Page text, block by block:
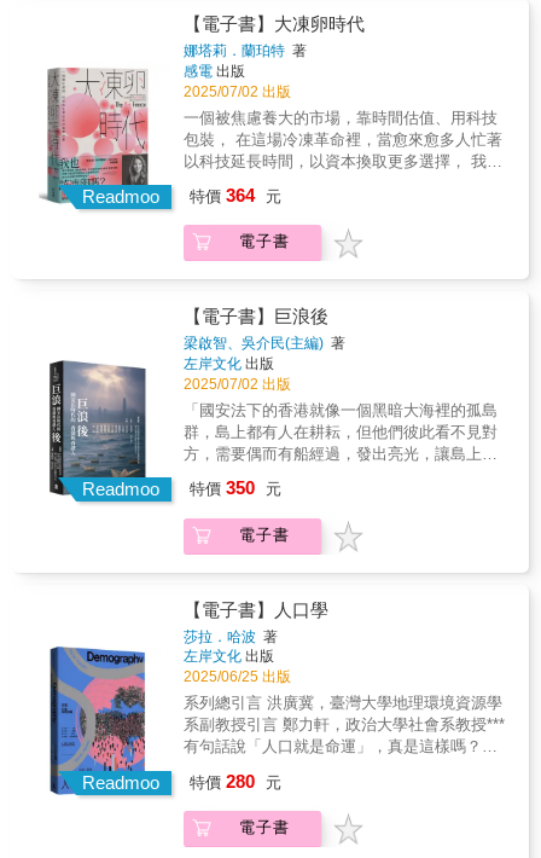
為。最終，整個體制就會走向無需命令也自動
隱蔽、無需陰謀也自然黑箱化、無需惡意也侵
蝕民主。人民必須透過持續要求資訊透明化、
審查申請、媒體告發等手段抗爭，才能捍衛民
主與透明行政。「看見黑塗，質問黑塗，拒絕
平庸之惡，才能守住未來。」對臺灣讀者而
言，本書是一面鏡子，也是一次警示：我們的
官方文件有沒有被塗黑？我們是否也開始不在
意「真相」這件事？我們是否也默默接受「看
的完整時序、制度背景與事件變化；並收錄學
者專文與關鍵報告，分析罷免作為民主工具的
潛力與危機，以及這場大罷免浪潮對於台灣民
主發展的意義。第二部以深度人物報導，採訪
十二位基層行動者，特別聚焦第一線的人員，
如何走出生活現場，投入公民抗爭。第三部則
試圖為這一場台灣史無前例的公民運動，納入
當代文學創作者的觀察視野；特別邀請不同世
代作家從參與者的角度，為這場時代運動留下
一個客觀的見證。這是屬於我們這個時代的公
民課本，透過調查、採訪、還原、紀錄，呈現
出課本上的「民主」二字走進現實時，會是什
飲食失調，甚至一度想自殺。他露宿街頭，靠
著賣大麻維生。進入寄養家庭後，他一邊研究
哲學，一邊在工廠值夜班，並拿到自閉症診斷
證明。他發現自己的創傷和心理疾病不只源自
貧困和父母的忽視，也源自這個打從結構就歧
視障礙人士的世界。「正常」被當成壓迫異己
的一種工具，針對自閉症、同性戀、憂鬱症、
精神疾病等少數者，進行隔離、矯正、排除和
汙名化。把人分為正常跟不正常，原來跟資本
勞工生產力，使得人類被重新定義為機器，接
著，「正常基準」的概念出現了，人們利用這
個概念重新想像健康和能力的本質，創造了壓
迫少數者的「常態帝國」。不正常，或許根本
不是件壞事神經多樣性的概念，認為「正常大
腦」和「神經典型」不應該被視為理想狀態，
應該以看待生物多樣性的觀點看待心智運作。
1990年代起展開的「神經多樣性運動」，希望
能結束對神經多樣性價值的壓迫，推動神經多
樣性發展。消除偏見和歧視，看見多樣性的美
麗透過作者的角度，宏觀地回顧歷史各種思潮
的背景脈絡，像是與基準常態密切相關的種族
主義、男性威權主義與資本主義邏輯，瞭解神
經多樣性運動為何出現、神經多樣性解放需要
的集體意識，以及通往多元共融美好未來的路
科學研究計畫、官僚體系等，這種帝國式的框
架突顯了神經多樣性壓迫、殖民主義與帝國主
義之間的關聯。2 .帶你看見「正常」背後充滿
殘忍殺戮的歷史：統計學家高爾頓提出的優生
學理論，對歐美的政治文化產生巨大影響。在
美國，有智能障礙的黑人女性被強制節育。在
德國，納粹引用高爾頓的理論，合理化對於心
理疾患與智力障礙的孩子與成人所做的分級、
評估與絕育，以及大量謀殺猶太人！3. 首次以
思對人類發展的觀點是開放多元的，他認為世
上有各種不同、有價值的發展方式，不應把全
Readmoo
【電子書】大凍卵時代
娜塔莉．蘭珀特 著
感電 出版
2025/07/02 出版
一個被焦慮養大的市場，靠時間估值、用科技
包裝， 在這場冷凍革命裡，當愈來愈多人忙著
以科技延長時間，以資本換取更多選擇， 我們
自由？ ＼＼烏恩慈（烏烏醫師）共感推薦／／
＼＼感電出版 &times; Dr.情趣 聯名活動：購書
即享專屬限量贈品／／ 在這個「自由世代」，
以， 科技替我們創造了延遲的可能
&mdash;&mdash;尤其是卵子冷凍，這項被包
裝得體面又理性的選項。 但如果仔細看就會發
現這份自由背後，直指一個被隱蔽的真相： 凍
卵是讓妳擁有更多選擇，還是被迫用更高昂的
代價，換取原本屬於你的自由？ 當所有人都鼓
勵你「多留一些可能」，其實你不用做什麼，
也能誠實地說：「這是我想要的！」 作者蘭珀
特以自身經驗為起點，走入這個科技與焦慮交
社會框架與女性身體政治，橫跨生殖經濟學、
性別政治學與科技倫理三個層面，從診所諮詢
室、手術床與冷凍槽，一路寫進財報模型與產
裡，揭開一場全球資本市場與個體焦慮之間微
妙的交易。 她的核心提問直白而尖銳： 為什
麼，我要用科技來回應別人眼中的「正常人生
進度」？ 我的自由是否來自一場無法誠實的延
遲？ 《大凍卵時代》並非對科技或制度的控
訴，而是一個溫柔的提醒：每一個新的選項，
都是一次集體選擇的結果。生育的自由當然屬
也需要勇敢問自己：這份新選擇，是自由還是
來自社會販售的焦慮？背後是誰的劇本？誰在
推動？誰真正從中受益？ 本書提出了三個關鍵
特價 364 元
電子書
Readmoo
【電子書】巨浪後
梁啟智、吳介民(主編) 著
左岸文化 出版
2025/07/02 出版
「國安法下的香港就像一個黑暗大海裡的孤島
群，島上都有人在耕耘，但他們彼此看不見對
方，需要偶而有船經過，發出亮光，讓島上的
作。」香港曾以一波波街頭行動追求民主與自
由，吸引了全世界目光。然而，隨著國安法與
國安條例相繼施行，公共空間急速收緊，曾經
入暗流的堅持。本書由多位長期關注香港社會
與政治的學者執筆，從經濟、地緣政治、公民
社會、新聞媒體到文化記憶，描繪出國安法時
代的香港景觀。看似平靜的表層之下，人們仍
在摸索可能的空間，在箝制下自我調整，在風
險中維持信念。即使孤立、即使被迫噤聲，那
些不死心的努力仍然隱約匯聚成形，連結著香
港人的記憶與理想。巨浪席捲之後，香港人尚
未放棄。在黑暗大海的孤島上，他們仍默默耕
——在沉默與陰影之下，尚未熄滅的聲音。
特價 350 元
電子書
Readmoo
【電子書】人口學
莎拉．哈波 著
左岸文化 出版
2025/06/25 出版
系列總引言 洪廣冀，臺灣大學地理環境資源學
系副教授引言 鄭力軒，政治大學社會系教授***
有句話說「人口就是命運」，真是這樣嗎？如
的成長、繁衍和變遷，是否也有其生死法則？
科學革命時代以來，隨著統計方法的成熟，人
口學家的工具箱裡，有越來越多壓箱寶，能夠
特價 280 元
電子書